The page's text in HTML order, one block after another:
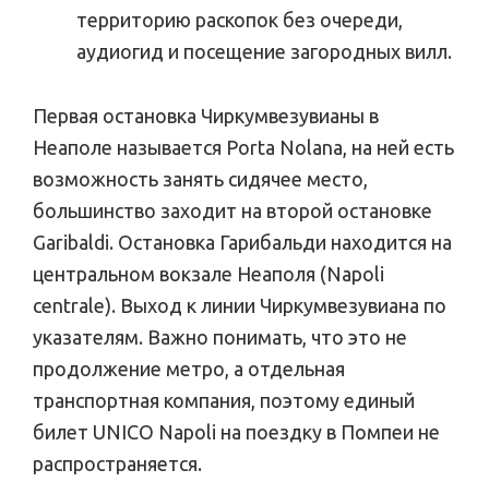
территорию раскопок без очереди,
аудиогид и посещение загородных вилл.
Первая остановка Чиркумвезувианы в
Неаполе называется Porta Nolana, на ней есть
возможность занять сидячее место,
большинство заходит на второй остановке
Garibaldi. Остановка Гарибальди находится на
центральном вокзале Неаполя (Napoli
centrale). Выход к линии Чиркумвезувиана по
указателям. Важно понимать, что это не
продолжение метро, а отдельная
транспортная компания, поэтому единый
билет UNICO Napoli на поездку в Помпеи не
распространяется.